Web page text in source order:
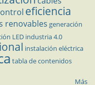
eficiencia
renovables generación
LED industria 4.0
instalación eléctrica
tabla de contenidos
Más